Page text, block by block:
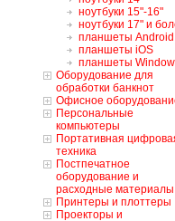
ноутбуки 15"-16"
ноутбуки 17" и
планшеты Android
планшеты iOS
планшеты
Оборудование для
обработки банкнот
Офисное
Персональные
компьютеры
Портативная
техника
Постпечатное
оборудование и
расходные материалы
Принтеры и плоттеры
Проекторы и